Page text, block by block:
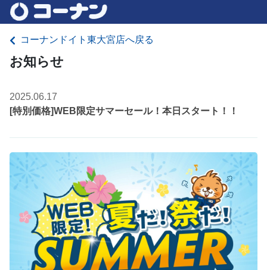
コーナンドイト東大宮店へ戻る
お知らせ
2025.06.17
[特別価格]WEB限定サマーセール！本日スタート！！